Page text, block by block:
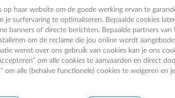
op haar website om de goede werking ervan te
je surfervaring te optimaliseren. Bepaalde cookies
banners of directe berichten. Bepaalde partners
om de reclame die jou online wordt
wenst over ons gebruik van cookies kan je ons
om alle cookies te aanvaarden en direct
om alle (behalve functionele) cookies te weigeren en